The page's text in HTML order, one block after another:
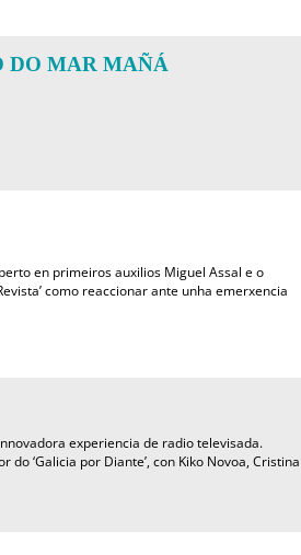
DO MAR MAÑÁ
en primeiros auxilios Miguel Assal e o
como reaccionar ante unha emerxencia
experiencia de radio televisada.
‘Galicia por Diante’, con Kiko Novoa, Cristina